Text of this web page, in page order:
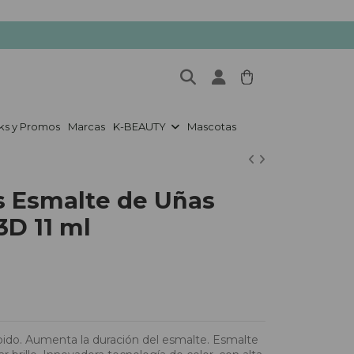
y Promos Marcas K-BEAUTY Mascotas
Esmalte de Uñas
11 ml
Aumenta la duración del esmalte. Esmalte